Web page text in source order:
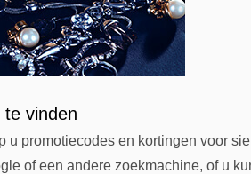
te vinden
promotiecodes en kortingen voor
of een andere zoekmachine, of u